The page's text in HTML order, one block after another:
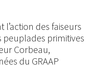
des faiseurs
primitives
Corbeau,
du GRAAP